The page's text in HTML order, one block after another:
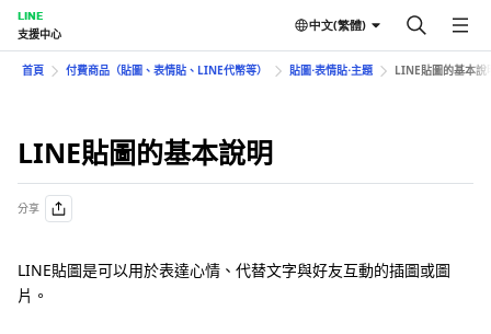
LINE
支援中心
中文(繁體)
首頁 付費商品（貼圖、表情貼、LINE代幣等） 貼圖⋅表情貼⋅主題 LINE貼圖的基本說
LINE貼圖的基本說明
分享
LINE貼圖是可以用於表達心情、代替文字與好友互動的插圖或圖
片。